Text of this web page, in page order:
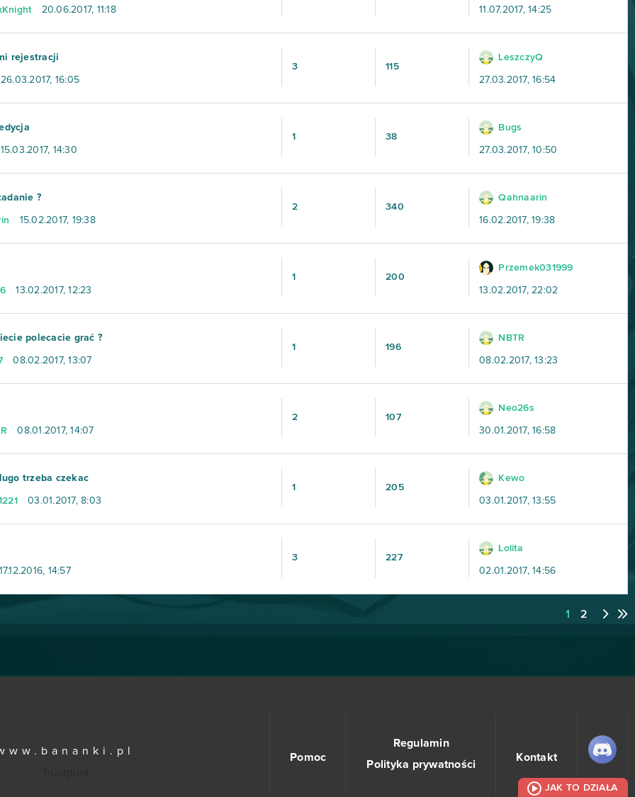
JAK TO DZIAŁA
20.06.2017, 11:18 11.07.2017, 14:25
rejestracji
26.03.2017, 16:05
3 115
LeszczyQ
27.03.2017, 16:54
15.03.2017, 14:30
1 38
Bugs
27.03.2017, 10:50
?
15.02.2017, 19:38
2 340
Qahnaarin
16.02.2017, 19:38
13.02.2017, 12:23
1 200
Przemek031999
13.02.2017, 22:02
polecacie grać ?
08.02.2017, 13:07
1 196
NBTR
08.02.2017, 13:23
08.01.2017, 14:07
2 107
Neo26s
30.01.2017, 16:58
trzeba czekac
03.01.2017, 8:03
1 205
Kewo
03.01.2017, 13:55
17.12.2016, 14:57
3 227
Lolita
02.01.2017, 14:56
1 2
Pomoc
Regulamin
Polityka prywatności
Kontakt